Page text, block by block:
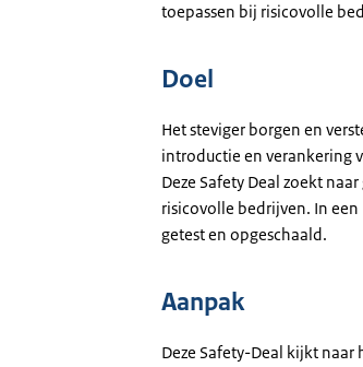
toepassen bij risicovolle
Doel
Het steviger borgen en
introductie en verankering
Deze Safety Deal zoekt
risicovolle bedrijven. In
getest en opgeschaald.
Aanpak
Deze Safety-Deal kijkt